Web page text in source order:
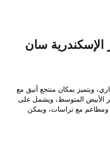
سان
ويتميز بمكان منتجع أنيق مع
الأبيض المتوسط، ويشمل على
مع تراسات، ويمكن